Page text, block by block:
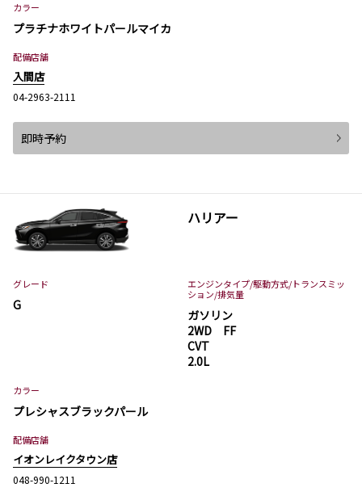
カラー
プラチナホワイトパールマイカ
配備店舗
入間店
04-2963-2111
即時予約
ハリアー
グレード
G
エンジンタイプ/駆動方式/トランスミッ
ション/排気量
ガソリン
2WD FF
CVT
2.0L
カラー
プレシャスブラックパール
配備店舗
イオンレイクタウン店
048-990-1211